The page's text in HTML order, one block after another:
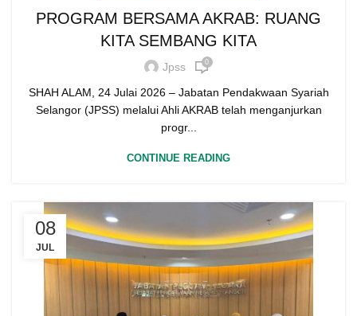
PROGRAM BERSAMA AKRAB: RUANG
KITA SEMBANG KITA
Jpss 0
SHAH ALAM, 24 Julai 2026 – Jabatan Pendakwaan Syariah
Selangor (JPSS) melalui Ahli AKRAB telah menganjurkan
progr...
CONTINUE READING
08
JUL